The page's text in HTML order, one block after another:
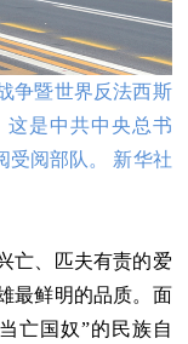
争暨世界反法西斯
这是中共中央总书
受阅部队。 新华社
、匹夫有责的爱
最鲜明的品质。面
亡国奴”的民族自